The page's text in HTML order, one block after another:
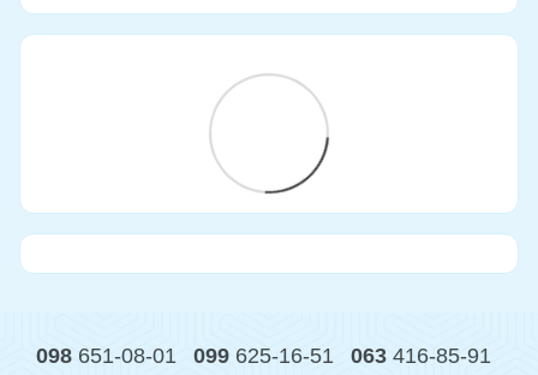
098 651-08-01 099 625-16-51 063 416-85-91